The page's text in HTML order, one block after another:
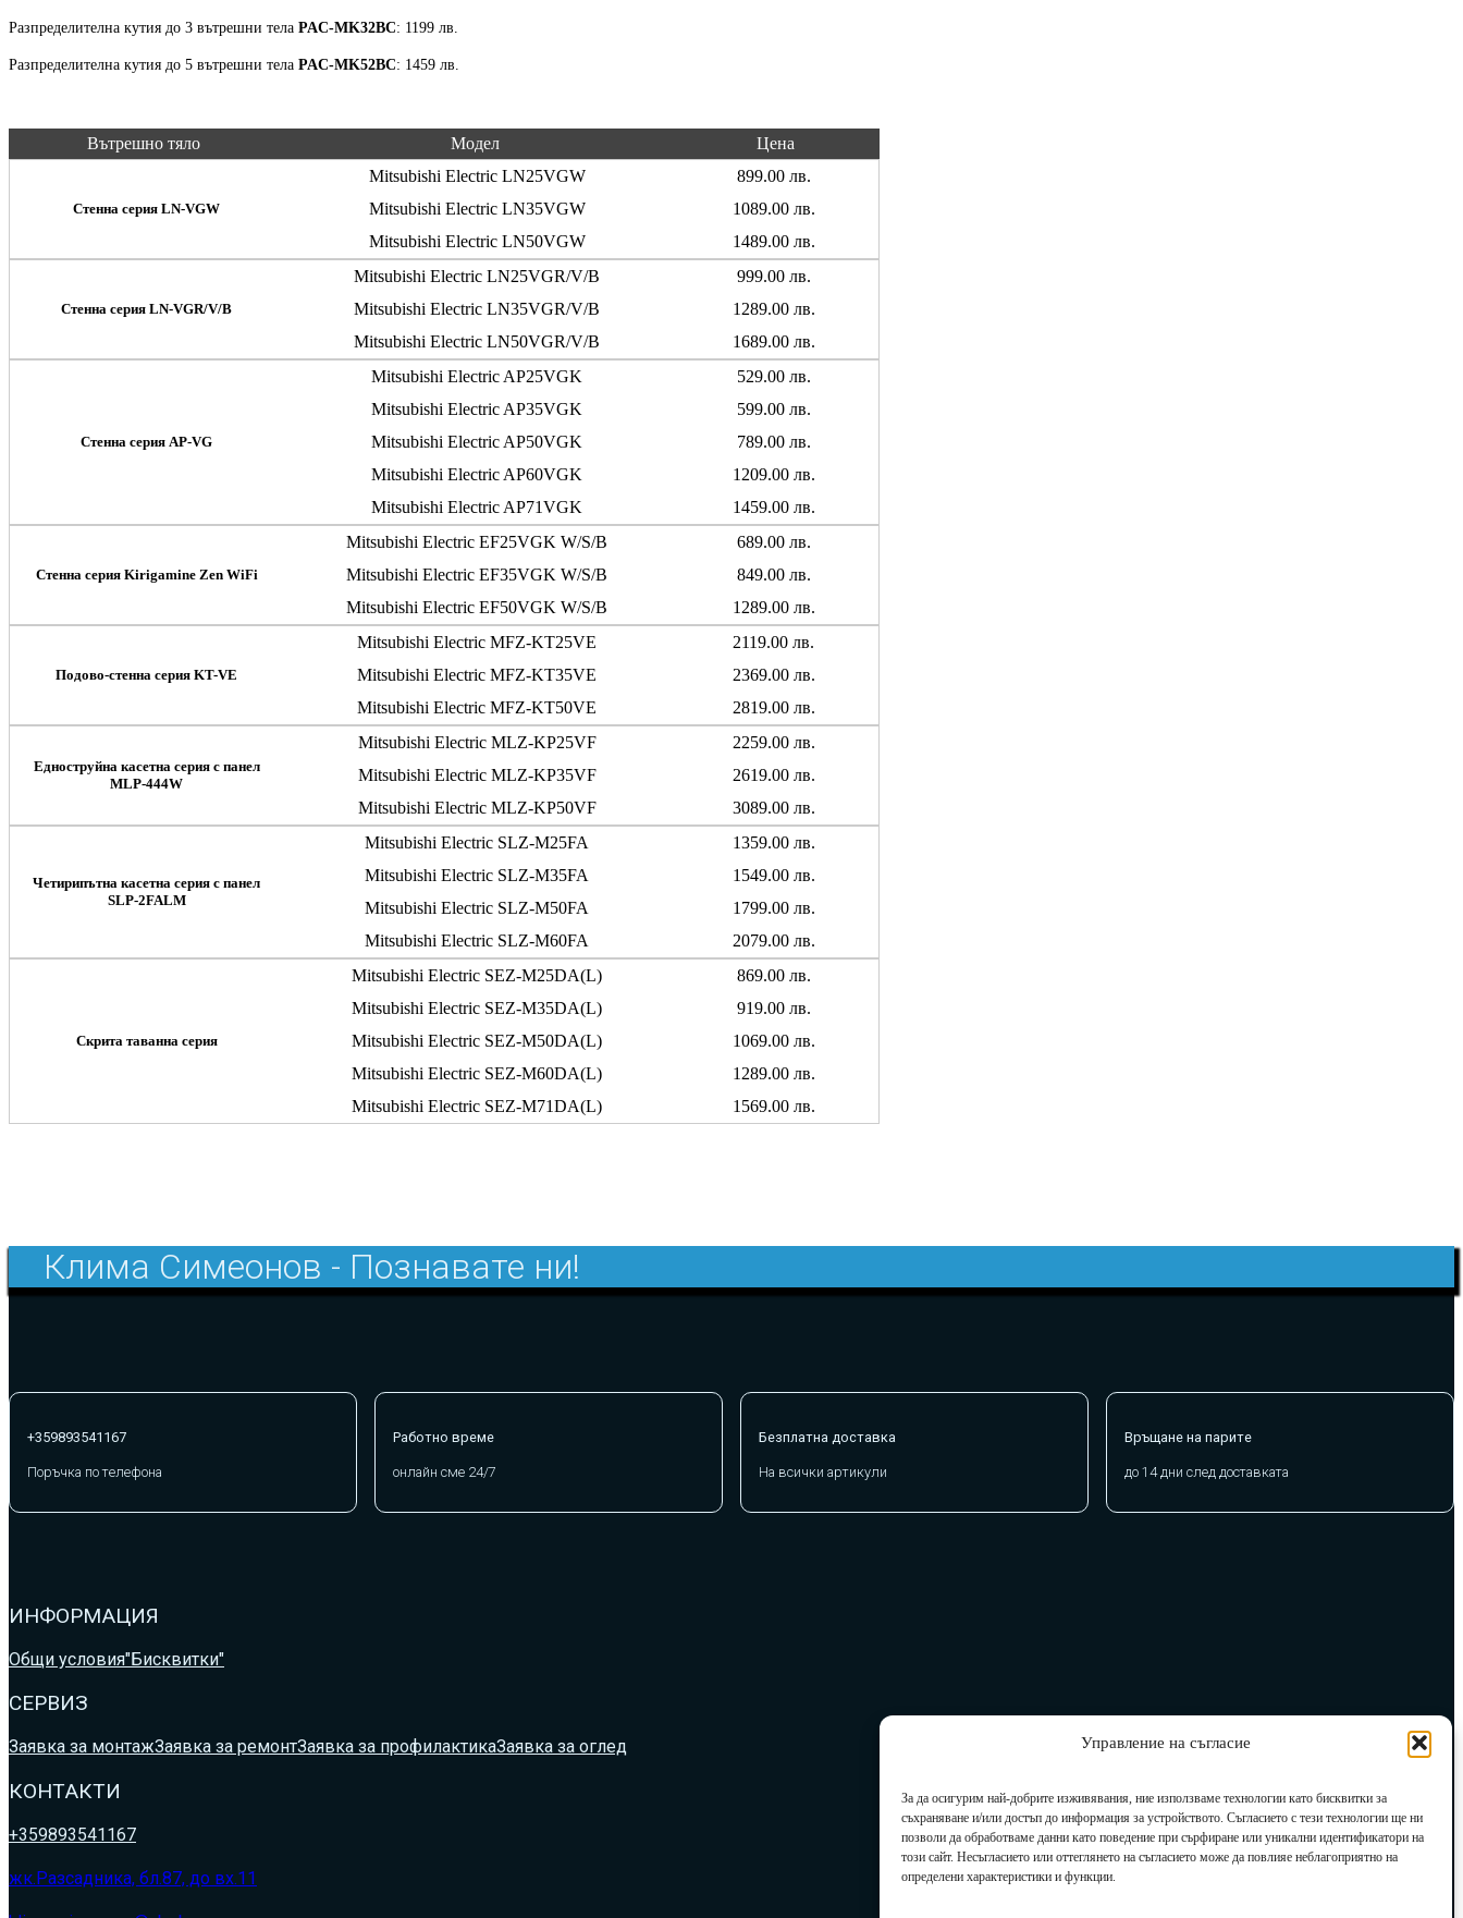
Управление на съгласие
За да осигурим най-добрите изживявания, ние използваме технологии като бисквитки за
съхраняване и/или достъп до информация за устройството. Съгласието с тези технологии ще ни
позволи да обработваме данни като поведение при сърфиране или уникални идентификатори на
този сайт. Несъгласието или оттеглянето на съгласието може да повлияе неблагоприятно на
определени характеристики и функции.
Разпределителна кутия до 3 вътрешни тела PAC-MK32BC: 1199 лв.
Разпределителна кутия до 5 вътрешни тела PAC-MK52BC: 1459 лв.
Вътрешно тяло Модел Цена
Стенна серия LN-VGW
Mitsubishi Electric LN25VGW
Mitsubishi Electric LN35VGW
Mitsubishi Electric LN50VGW
899.00 лв.
1089.00 лв.
1489.00 лв.
Стенна серия LN-VGR/V/B
Mitsubishi Electric LN25VGR/V/B
Mitsubishi Electric LN35VGR/V/B
Mitsubishi Electric LN50VGR/V/B
999.00 лв.
1289.00 лв.
1689.00 лв.
Стенна серия AP-VG
Mitsubishi Electric AP25VGK
Mitsubishi Electric AP35VGK
Mitsubishi Electric AP50VGK
Mitsubishi Electric AP60VGK
Mitsubishi Electric AP71VGK
529.00 лв.
599.00 лв.
789.00 лв.
1209.00 лв.
1459.00 лв.
Стенна серия Kirigamine Zen WiFi
Mitsubishi Electric EF25VGK W/S/B
Mitsubishi Electric EF35VGK W/S/B
Mitsubishi Electric EF50VGK W/S/B
689.00 лв.
849.00 лв.
1289.00 лв.
Подово-стенна серия KT-VE
Mitsubishi Electric MFZ-KT25VE
Mitsubishi Electric MFZ-KT35VE
Mitsubishi Electric MFZ-KT50VE
2119.00 лв.
2369.00 лв.
2819.00 лв.
Едноструйна касетна серия с панел
MLP-444W
Mitsubishi Electric MLZ-KP25VF
Mitsubishi Electric MLZ-KP35VF
Mitsubishi Electric MLZ-KP50VF
2259.00 лв.
2619.00 лв.
3089.00 лв.
Четирипътна касетна серия с панел
SLP-2FALM
Mitsubishi Electric SLZ-M25FA
Mitsubishi Electric SLZ-M35FA
Mitsubishi Electric SLZ-M50FA
Mitsubishi Electric SLZ-M60FA
1359.00 лв.
1549.00 лв.
1799.00 лв.
2079.00 лв.
Скрита таванна серия
Mitsubishi Electric SEZ-M25DA(L)
Mitsubishi Electric SEZ-M35DA(L)
Mitsubishi Electric SEZ-M50DA(L)
Mitsubishi Electric SEZ-M60DA(L)
Mitsubishi Electric SEZ-M71DA(L)
869.00 лв.
919.00 лв.
1069.00 лв.
1289.00 лв.
1569.00 лв.
Клима Симеонов - Познавате ни!
+359893541167
Поръчка по телефона
Работно време
онлайн сме 24/7
Безплатна доставка
На всички артикули
Връщане на парите
до 14 дни след доставката
ИНФОРМАЦИЯ
Общи условия"Бисквитки"
СЕРВИЗ
Заявка за монтажЗаявка за ремонтЗаявка за профилактикаЗаявка за оглед
КОНТАКТИ
+359893541167
жк.Разсадника, бл.87, до вх.11